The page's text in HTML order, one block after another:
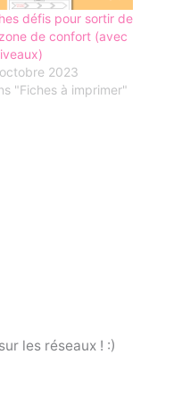
défis pour sortir de
de confort (avec
2023
"Fiches à imprimer"
les réseaux ! :)